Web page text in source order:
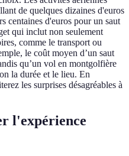
de quelques dizaines d'euros
centaines d'euros pour un saut
qui inclut non seulement
comme le transport ou
le coût moyen d’un saut
qu’un vol en montgolfière
la durée et le lieu. En
les surprises désagréables à
l'expérience